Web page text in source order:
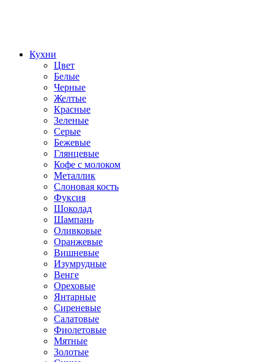
Кухни
Цвет
Белые
Черные
Желтые
Красные
Зеленые
Серые
Бежевые
Глянцевые
Кофе с молоком
Металлик
Слоновая кость
Фуксия
Шоколад
Шампань
Оливковые
Оранжевые
Вишневые
Изумрудные
Венге
Ореховые
Янтарные
Сиреневые
Салатовые
Фиолетовые
Мятные
Золотые